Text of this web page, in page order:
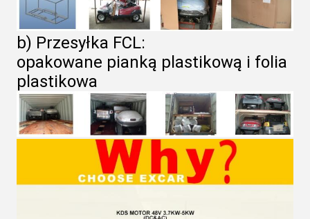
b) Przesyłka FCL:
opakowane pianką plastikową i folia
plastikowa